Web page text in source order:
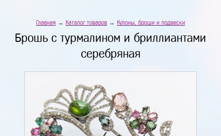
Главная → Каталог товаров → Кулоны, броши и подвески
Брошь с турмалином и бриллиантами
серебряная